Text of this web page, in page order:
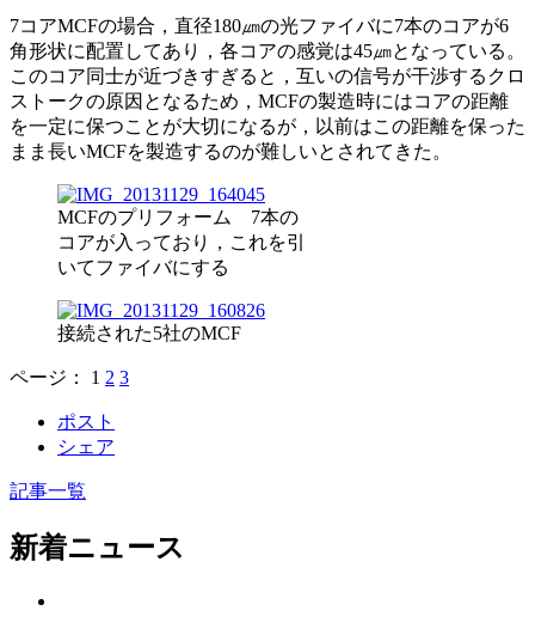
7コアMCFの場合，直径180㎛の光ファイバに7本のコアが6
角形状に配置してあり，各コアの感覚は45㎛となっている。
このコア同士が近づきすぎると，互いの信号が干渉するクロ
ストークの原因となるため，MCFの製造時にはコアの距離
を一定に保つことが大切になるが，以前はこの距離を保った
まま長いMCFを製造するのが難しいとされてきた。
MCFのプリフォーム 7本の
コアが入っており，これを引
いてファイバにする
接続された5社のMCF
ページ： 1 2 3
ポスト
シェア
記事一覧
新着ニュース